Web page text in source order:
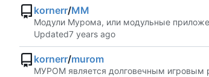
kornerr/MM
Модули Мурома, или модульные
Updated
kornerr/murom
МУРОМ является долговечным игровым